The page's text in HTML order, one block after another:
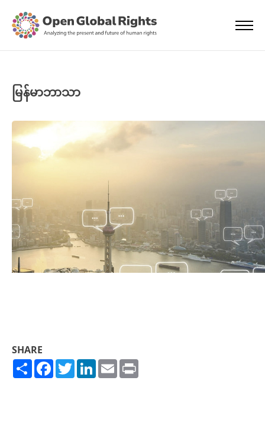
မြန်မာဘာသာ
SHARE
ShareFacebook
TwitterLinkedIn
Email